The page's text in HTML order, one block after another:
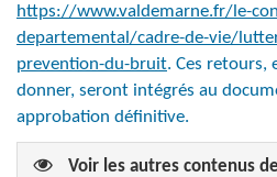
https://www.valdemarne.fr/le-
departemental/cadre-de-vie/
prevention-du-bruit. Ces retours,
donner, seront intégrés au
approbation définitive.
Voir les autres contenus